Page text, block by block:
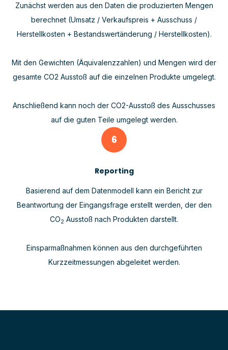
Zunächst werden aus den Daten die produzierten Mengen
berechnet (Umsatz / Verkaufspreis + Ausschuss /
Herstellkosten + Bestandswertänderung / Herstellkosten).
Mit den Gewichten (Äquivalenzzahlen) und Mengen wird der
gesamte CO2 Ausstoß auf die einzelnen Produkte umgelegt.
Anschließend kann noch der CO2-Ausstoß des Ausschusses
auf die guten Teile umgelegt werden.
6
Reporting
Basierend auf dem Datenmodell kann ein Bericht zur
Beantwortung der Eingangsfrage erstellt werden, der den
CO2 Ausstoß nach Produkten darstellt.
Einsparmaßnahmen können aus den durchgeführten
Kurzzeitmessungen abgeleitet werden.